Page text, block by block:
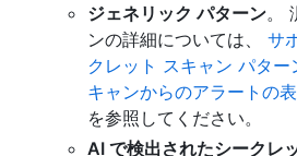
ジェネリック パターン。
ンの詳細については、 サ
クレット スキャン パター
キャンからのアラートの
を参照してください。
AI で検出されたシークレ